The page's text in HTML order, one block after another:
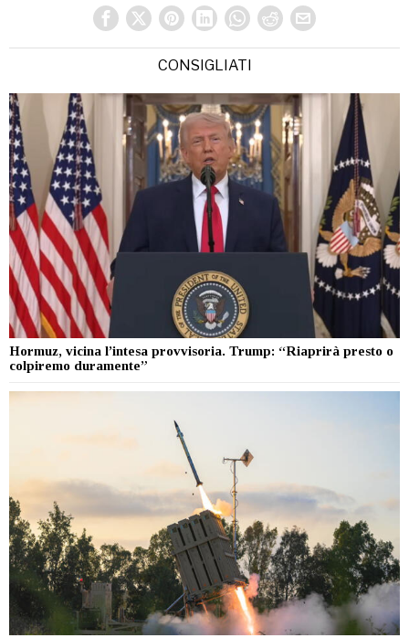
CONSIGLIATI
Hormuz, vicina l’intesa provvisoria. Trump: “Riaprirà presto o
colpiremo duramente”